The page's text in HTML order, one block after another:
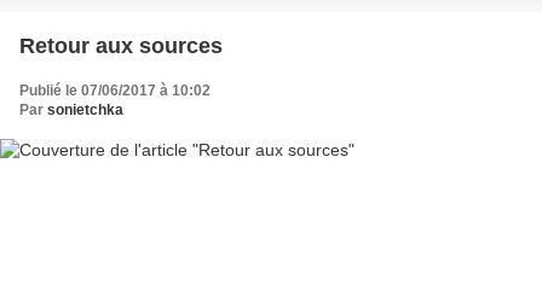
Retour aux sources
Publié le 07/06/2017 à 10:02
Par sonietchka